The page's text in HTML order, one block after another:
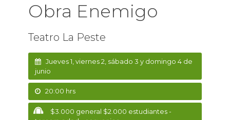
Obra Enemigo
Teatro La Peste
Jueves 1, viernes 2, sábado 3 y domingo 4 de
junio
20:00 hrs
$3.000 general $2.000 estudiantes -